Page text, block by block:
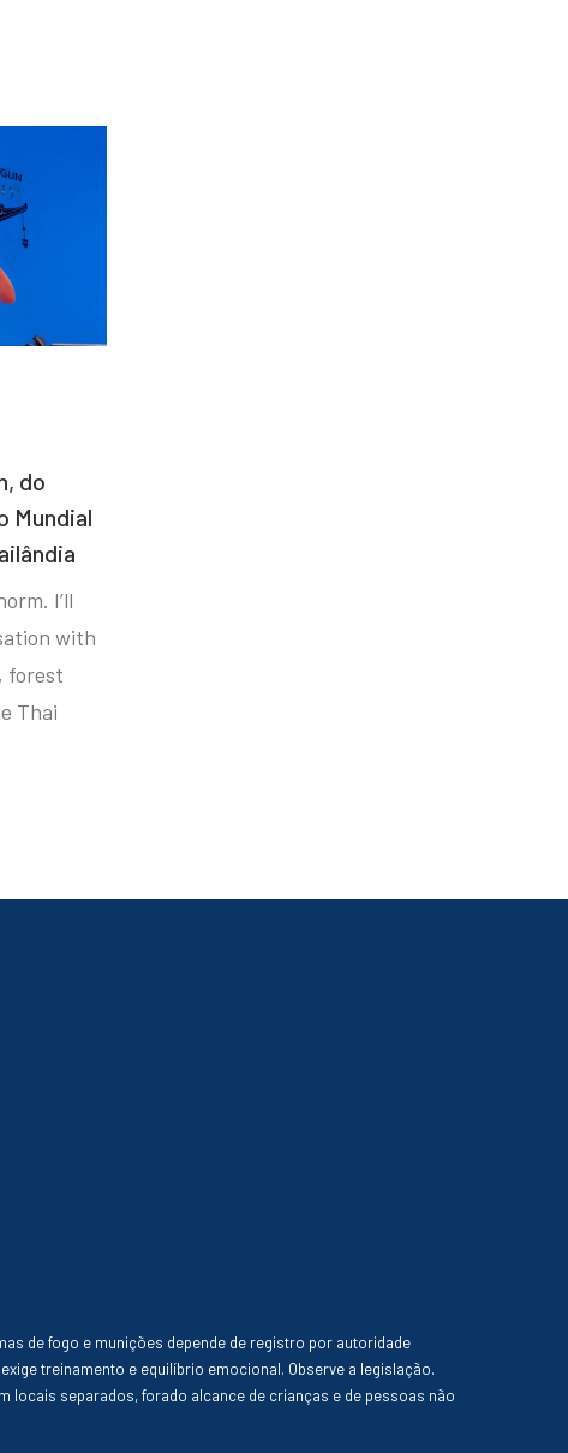
do
Mundial
I’ll
with
forest
Thai
de fogo e munições depende de registro por autoridade
treinamento e equilíbrio emocional. Observe a legislação.
locais separados, forado alcance de crianças e de pessoas não